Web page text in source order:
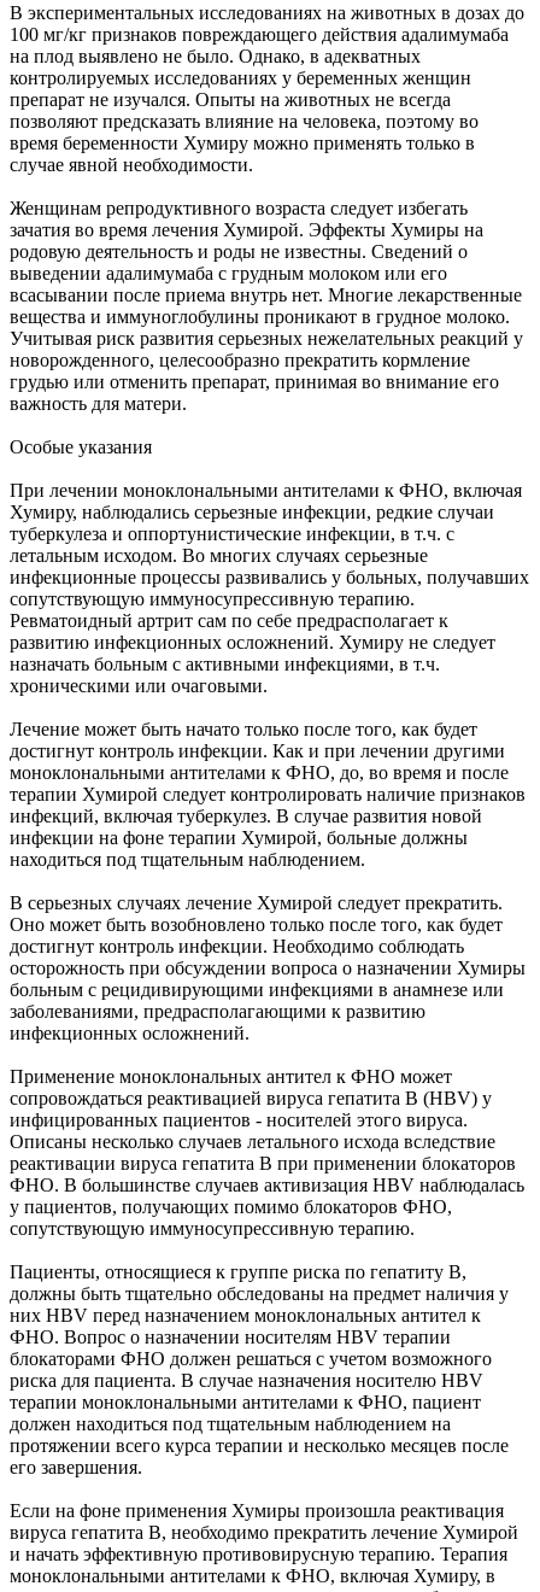
В экспериментальных исследованиях на животных в дозах до
100 мг/кг признаков повреждающего действия адалимумаба
на плод выявлено не было. Однако, в адекватных
контролируемых исследованиях у беременных женщин
препарат не изучался. Опыты на животных не всегда
позволяют предсказать влияние на человека, поэтому во
время беременности Хумиру можно применять только в
случае явной необходимости.
Женщинам репродуктивного возраста следует избегать
зачатия во время лечения Хумирой. Эффекты Хумиры на
родовую деятельность и роды не известны. Сведений о
выведении адалимумаба с грудным молоком или его
всасывании после приема внутрь нет. Многие лекарственные
вещества и иммуноглобулины проникают в грудное молоко.
Учитывая риск развития серьезных нежелательных реакций у
новорожденного, целесообразно прекратить кормление
грудью или отменить препарат, принимая во внимание его
важность для матери.
Особые указания
При лечении моноклональными антителами к ФНО, включая
Хумиру, наблюдались серьезные инфекции, редкие случаи
туберкулеза и оппортунистические инфекции, в т.ч. с
летальным исходом. Во многих случаях серьезные
инфекционные процессы развивались у больных, получавших
сопутствующую иммуносупрессивную терапию.
Ревматоидный артрит сам по себе предрасполагает к
развитию инфекционных осложнений. Хумиру не следует
назначать больным с активными инфекциями, в т.ч.
хроническими или очаговыми.
Лечение может быть начато только после того, как будет
достигнут контроль инфекции. Как и при лечении другими
моноклональными антителами к ФНО, до, во время и после
терапии Хумирой следует контролировать наличие признаков
инфекций, включая туберкулез. В случае развития новой
инфекции на фоне терапии Хумирой, больные должны
находиться под тщательным наблюдением.
В серьезных случаях лечение Хумирой следует прекратить.
Оно может быть возобновлено только после того, как будет
достигнут контроль инфекции. Необходимо соблюдать
осторожность при обсуждении вопроса о назначении Хумиры
больным с рецидивирующими инфекциями в анамнезе или
заболеваниями, предрасполагающими к развитию
инфекционных осложнений.
Применение моноклональных антител к ФНО может
сопровождаться реактивацией вируса гепатита В (HBV) у
инфицированных пациентов - носителей этого вируса.
Описаны несколько случаев летального исхода вследствие
реактивации вируса гепатита В при применении блокаторов
ФНО. В большинстве случаев активизация HBV наблюдалась
у пациентов, получающих помимо блокаторов ФНО,
сопутствующую иммуносупрессивную терапию.
Пациенты, относящиеся к группе риска по гепатиту В,
должны быть тщательно обследованы на предмет наличия у
них HBV перед назначением моноклональных антител к
ФНО. Вопрос о назначении носителям HBV терапии
блокаторами ФНО должен решаться с учетом возможного
риска для пациента. В случае назначения носителю HBV
терапии моноклональными антителами к ФНО, пациент
должен находиться под тщательным наблюдением на
протяжении всего курса терапии и несколько месяцев после
его завершения.
Если на фоне применения Хумиры произошла реактивация
вируса гепатита В, необходимо прекратить лечение Хумирой
и начать эффективную противовирусную терапию. Терапия
моноклональными антителами к ФНО, включая Хумиру, в